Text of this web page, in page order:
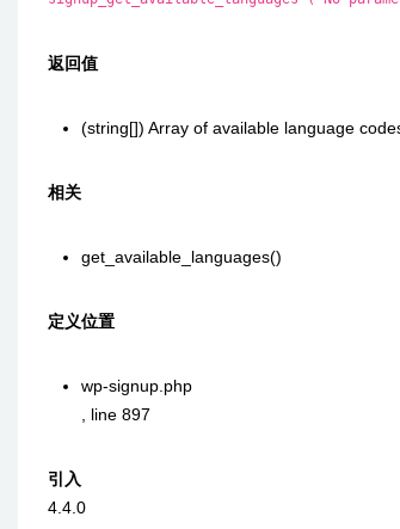
返回值
(string[]) Array of available language
相关
get_available_languages()
定义位置
wp-signup.php
line 897
引入
4.4.0